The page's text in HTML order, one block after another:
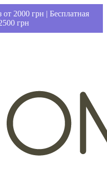
2000 грн | Бесплатная
грн